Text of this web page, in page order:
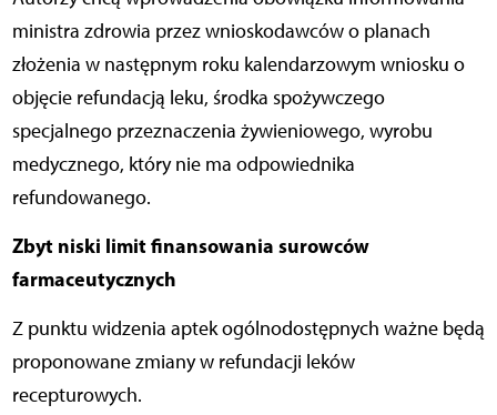
ministra zdrowia przez wnioskodawców o planach
złożenia w następnym roku kalendarzowym wniosku o
objęcie refundacją leku, środka spożywczego
specjalnego przeznaczenia żywieniowego, wyrobu
medycznego, który nie ma odpowiednika
refundowanego.
Zbyt niski limit finansowania surowców
farmaceutycznych
Z punktu widzenia aptek ogólnodostępnych ważne będą
proponowane zmiany w refundacji leków
recepturowych.